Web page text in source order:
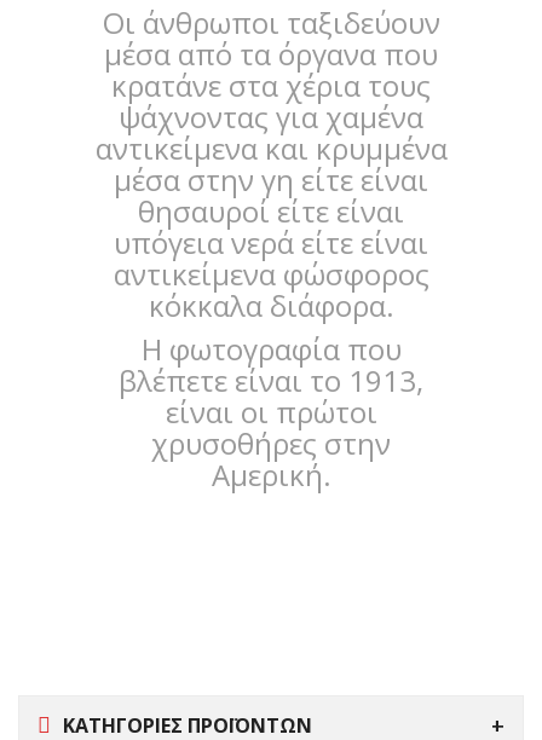
ΚΑΤΗΓΟΡΙΕΣ ΠΡΟΪΟΝΤΩΝ
Οι άνθρωποι ταξιδεύουν
μέσα από τα όργανα που
κρατάνε στα χέρια τους
ψάχνοντας για χαμένα
αντικείμενα και κρυμμένα
μέσα στην γη είτε είναι
θησαυροί είτε είναι
υπόγεια νερά είτε είναι
αντικείμενα φώσφορος
κόκκαλα διάφορα.
Η φωτογραφία που
βλέπετε είναι το 1913,
είναι οι πρώτοι
χρυσοθήρες στην
Αμερική.